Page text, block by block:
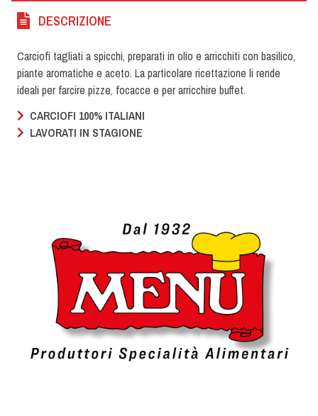
DESCRIZIONE
Carciofi tagliati a spicchi, preparati in olio e arricchiti con basilico,
piante aromatiche e aceto. La particolare ricettazione li rende
ideali per farcire pizze, focacce e per arricchire buffet.
CARCIOFI 100% ITALIANI
LAVORATI IN STAGIONE